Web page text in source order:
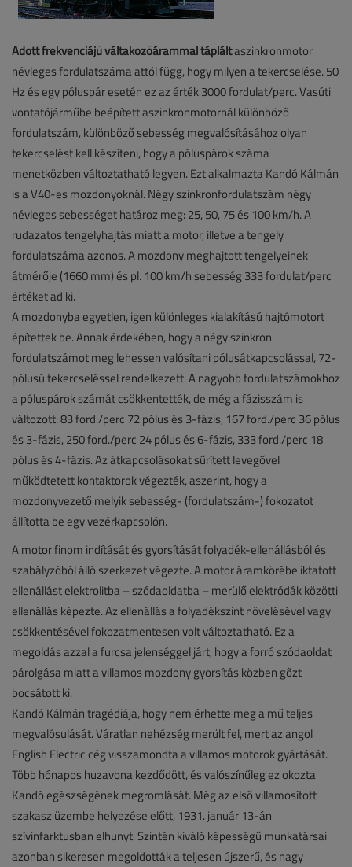
Adott frekvenciájú váltakozóárammal tápláltaszinkronmotor
névleges fordulatszáma attól függ, hogy milyen a tekercselése. 50
Hz és egy póluspár esetén ez az érték 3000 fordulat/perc. Vasúti
vontatójárműbe beépített aszinkronmotornál különböző
fordulatszám, különböző sebesség megvalósításához olyan
tekercselést kell készíteni, hogy a póluspárok száma
menetközben változtatható legyen. Ezt alkalmazta Kandó Kálmán
is a V40-es mozdonyoknál. Négy szinkronfordulatszám négy
névleges sebességet határoz meg: 25, 50, 75 és 100 km/h. A
rudazatos tengelyhajtás miatt a motor, illetve a tengely
fordulatszáma azonos. A mozdony meghajtott tengelyeinek
átmérője (1660 mm) és pl. 100 km/h sebesség 333 fordulat/perc
értéket ad ki.
A mozdonyba egyetlen, igen különleges kialakítású hajtómotort
építettek be. Annak érdekében, hogy a négy szinkron
fordulatszámot meg lehessen valósítani pólusátkapcsolással, 72-
pólusú tekercseléssel rendelkezett. A nagyobb fordulatszámokhoz
a póluspárok számát csökkentették, de még a fázisszám is
változott: 83 ford./perc 72 pólus és 3-fázis, 167 ford./perc 36 pólus
és 3-fázis, 250 ford./perc 24 pólus és 6-fázis, 333 ford./perc 18
pólus és 4-fázis. Az átkapcsolásokat sűrített levegővel
működtetett kontaktorok végezték, aszerint, hogy a
mozdonyvezető melyik sebesség- (fordulatszám-) fokozatot
állította be egy vezérkapcsolón.
A motor finom indítását és gyorsítását folyadék-ellenállásból és
szabályzóból álló szerkezet végezte. A motor áramkörébe iktatott
ellenállást elektrolitba – szódaoldatba – merülő elektródák közötti
ellenállás képezte. Az ellenállás a folyadékszint növelésével vagy
csökkentésével fokozatmentesen volt változtatható. Ez a
megoldás azzal a furcsa jelenséggel járt, hogy a forró szódaoldat
párolgása miatt a villamos mozdony gyorsítás közben gőzt
bocsátott ki.
Kandó Kálmán tragédiája, hogy nem érhette meg a mű teljes
megvalósulását. Váratlan nehézség merült fel, mert az angol
English Electric cég visszamondta a villamos motorok gyártását.
Több hónapos huzavona kezdődött, és valószínűleg ez okozta
Kandó egészségének megromlását. Még az első villamosított
szakasz üzembe helyezése előtt, 1931. január 13-án
szívinfarktusban elhunyt. Szintén kiváló képességű munkatársai
azonban sikeresen megoldották a teljesen újszerű, és nagy